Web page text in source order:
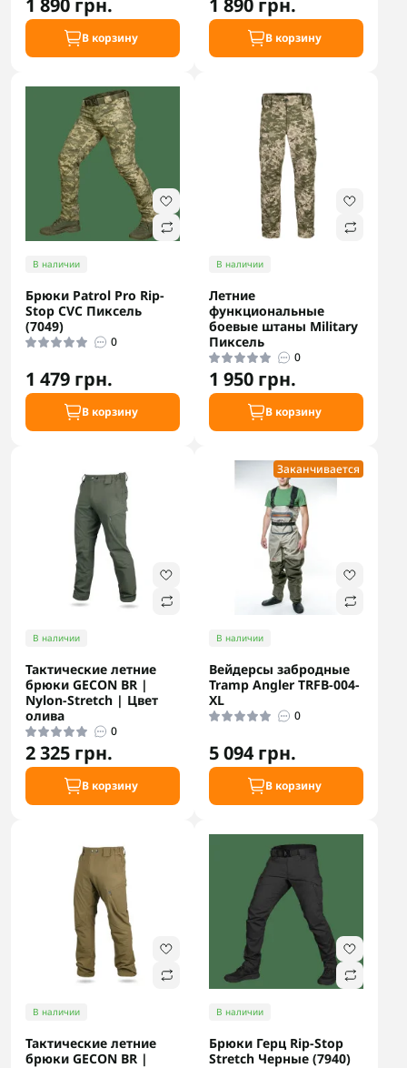
1 890 грн.
В корзину
1 890 грн.
В корзину
В наличии
Брюки Patrol Pro Rip-
Stop CVC Пиксель
(7049)
0
1 479 грн.
В корзину
В наличии
Летние
функциональные
боевые штаны Military
Пиксель
0
1 950 грн.
В корзину
В наличии
Тактические летние
брюки GECON BR |
Nylon-Stretch | Цвет
олива
0
2 325 грн.
В корзину
Заканчивается
В наличии
Вейдерсы забродные
Tramp Angler TRFB-004-
XL
0
5 094 грн.
В корзину
В наличии
Тактические летние
брюки GECON BR |
В наличии
Брюки Герц Rip-Stop
Stretch Черные (7940)